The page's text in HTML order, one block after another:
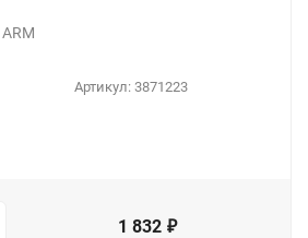
Артикул: 3871223
1 832 ₽